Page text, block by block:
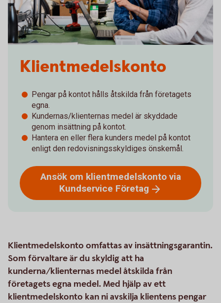
Klientmedelskonto
Pengar på kontot hålls åtskilda från företagets
egna.
Kundernas/klienternas medel är skyddade
genom insättning på kontot.
Hantera en eller flera kunders medel på kontot
enligt den redovisningsskyldiges önskemål.
Ansök om klientmedelskonto via
Kundservice Företag
Klientmedelskonto omfattas av insättningsgarantin.
Som förvaltare är du skyldig att ha
kunderna/klienternas medel åtskilda från
företagets egna medel. Med hjälp av ett
klientmedelskonto kan ni avskilja klientens pengar